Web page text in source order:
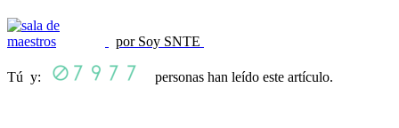
por Soy SNTE
Tú y: personas han leído este artículo.